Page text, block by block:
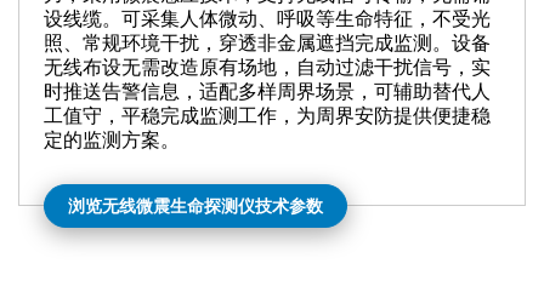
设线缆。可采集人体微动、呼吸等生命特征，不受光
照、常规环境干扰，穿透非金属遮挡完成监测。设备
无线布设无需改造原有场地，自动过滤干扰信号，实
时推送告警信息，适配多样周界场景，可辅助替代人
工值守，平稳完成监测工作，为周界安防提供便捷稳
定的监测方案。
浏览无线微震生命探测仪技术参数